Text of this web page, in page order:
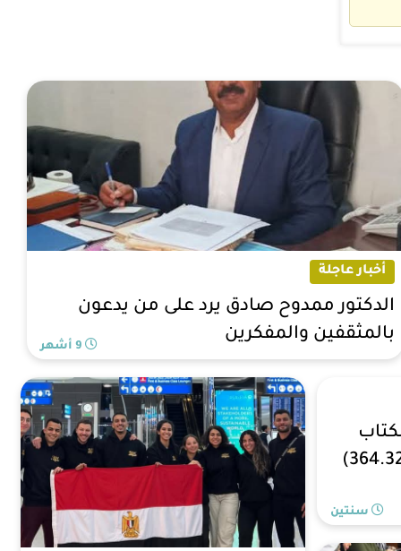
أخبار عاجلة
الدكتور ممدوح صادق يرد على من يدعون
بالمثقفين والمفكرين
9 أشهر
يُسجل باليوم العاشر (364.321)
سنتين